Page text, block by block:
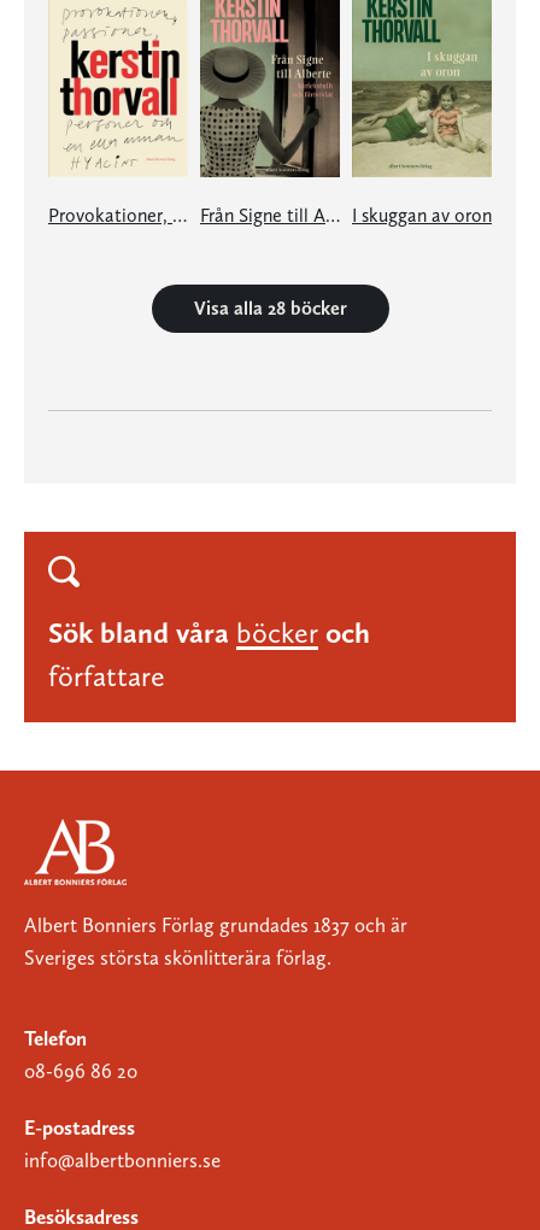
Provokationer, Passioner, Personer och en eller annan hyacint Från Signe till Alberte – kärleksfullt och förtvivlat I skuggan av oron
Visa alla 28 böcker
Sök bland våra böcker och
författare
Albert Bonniers Förlag grundades 1837 och är
Sveriges största skönlitterära förlag.
Telefon
08-696 86 20
E-postadress
info@albertbonniers.se
Besöksadress